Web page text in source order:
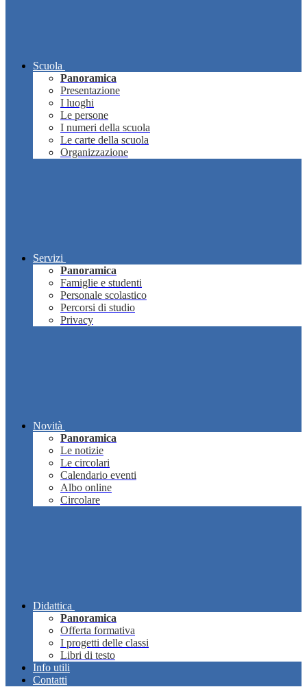
Scuola
Panoramica
Presentazione
I luoghi
Le persone
I numeri della scuola
Le carte della scuola
Organizzazione
Servizi
Panoramica
Famiglie e studenti
Personale scolastico
Percorsi di studio
Privacy
Novità
Panoramica
Le notizie
Le circolari
Calendario eventi
Albo online
Circolare
Didattica
Panoramica
Offerta formativa
I progetti delle classi
Libri di testo
Info utili
Contatti